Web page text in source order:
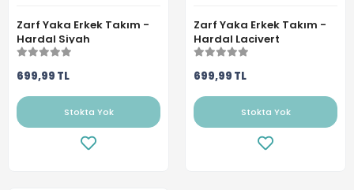
Zarf Yaka Erkek Takım -
Hardal Siyah
699,99 TL
Stokta Yok
Zarf Yaka Erkek Takım -
Hardal Lacivert
699,99 TL
Stokta Yok